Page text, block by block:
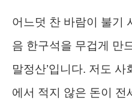
어느덧 찬 바람이 불기
음 한구석을 무겁게 만
말정산’입니다. 저도
에서 적지 않은 돈이 전